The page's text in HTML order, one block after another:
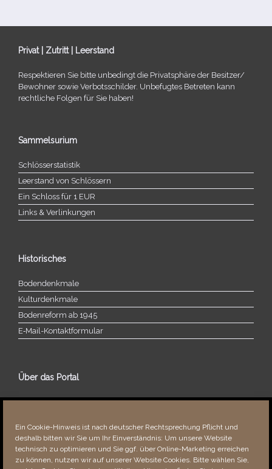
Ein Cookie-Hinweis ist nach deutscher Rechtsprechung Pflicht und
deshalb bitten wir Sie um Ihr Einverständnis: Um unsere Website
technisch zu optimieren und Sie ggf. über Online-Marketing erreichen
zu können, nutzen wir auf unserer Website Cookies. Bitte wählen Sie,
Privat | Zutritt | Leerstand
Respektieren Sie bitte unbe­dingt die Privatsphäre der Besitzer/​
Bewohner sowie Verbotsschilder. Unbefugtes Betreten kann
recht­li­che Folgen für Sie haben!
Sammelsurium
Schlösserstatistik
Leerstand von Schlössern
Ein Schloss für 1 EUR
Links & Verlinkungen
Historisches
Bodendenkmale
Kulturdenkmale
Bodenreform ab 1945
E‑Mail-​​Kontaktformular
Über das Portal
Über dieses Portal
Fehler bemerkt?